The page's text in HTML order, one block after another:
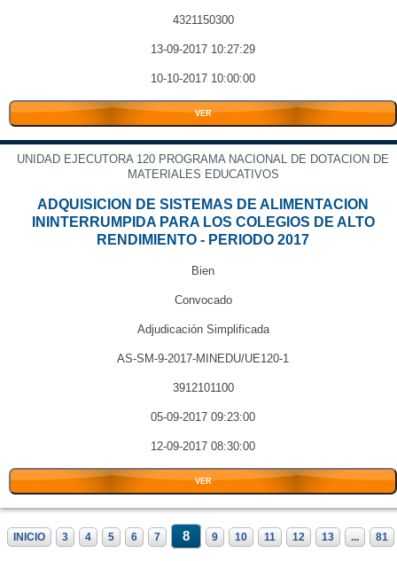
4321150300
13-09-2017 10:27:29
10-10-2017 10:00:00
VER
UNIDAD EJECUTORA 120 PROGRAMA NACIONAL DE DOTACION DE
MATERIALES EDUCATIVOS
ADQUISICION DE SISTEMAS DE ALIMENTACION
ININTERRUMPIDA PARA LOS COLEGIOS DE ALTO
RENDIMIENTO - PERIODO 2017
Bien
Convocado
Adjudicación Simplificada
AS-SM-9-2017-MINEDU/UE120-1
3912101100
05-09-2017 09:23:00
12-09-2017 08:30:00
VER
INICIO 3 4 5 6 7 8 9 10 11 12 13 ... 81